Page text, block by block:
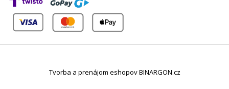
Tvorba a prenájom eshopov BINARGON.cz